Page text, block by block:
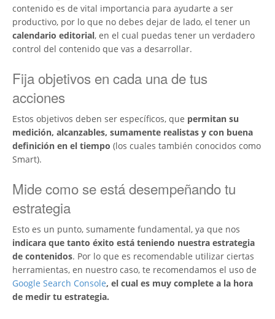
contenido es de vital importancia para ayudarte a ser
productivo, por lo que no debes dejar de lado, el tener un
calendario editorial, en el cual puedas tener un verdadero
control del contenido que vas a desarrollar.
Fija objetivos en cada una de tus
acciones
Estos objetivos deben ser específicos, que permitan su
medición, alcanzables, sumamente realistas y con buena
definición en el tiempo (los cuales también conocidos como
Smart).
Mide como se está desempeñando tu
estrategia
Esto es un punto, sumamente fundamental, ya que nos
indicara que tanto éxito está teniendo nuestra estrategia
de contenidos. Por lo que es recomendable utilizar ciertas
herramientas, en nuestro caso, te recomendamos el uso de
Google Search Console, el cual es muy complete a la hora
de medir tu estrategia.